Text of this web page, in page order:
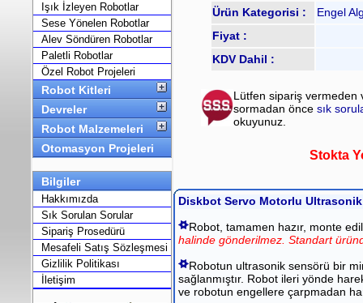
Işık İzleyen Robotlar
Sese Yönelen Robotlar
Alev Söndüren Robotlar
Paletli Robotlar
Özel Robot Projeleri
Robot Kitleri
Devreler
Robot Malzemeleri
Otomasyon Projeleri
Bilgiler
Hakkımızda
Sık Sorulan Sorular
Sipariş Prosedürü
Mesafeli Satış Sözleşmesi
Gizlilik Politikası
İletişim
Ürün Kategorisi :
Engel
Fiyat :
KDV Dahil :
Lütfen sipariş vermeden
sormadan önce sık
okuyunuz.
Stokta
Diskbot Servo Motorlu
Robot, tamamen hazır, monte
halinde gönderilmez. Standart
Robotun ultrasonik sensörü bir
sağlanmıştır. Robot ileri yönde
ve robotun engellere çarpmadan